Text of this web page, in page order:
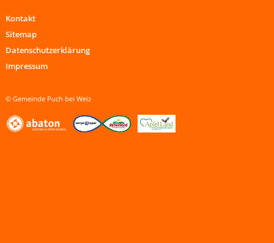
Kontakt
Sitemap
Datenschutzerklärung
Impressum
© Gemeinde Puch bei Weiz